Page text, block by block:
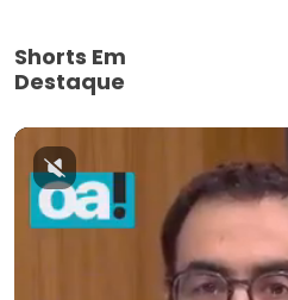
Shorts Em
Destaque